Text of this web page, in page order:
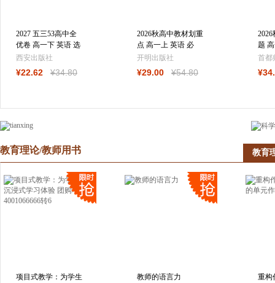
2027 五三53高中全
优卷 高一下 英语 选
择性必修第一册 北
西安出版社
¥22.62 ¥34.80
2026秋高中教材划重
点 高一上 英语 必
修 第二册 外研版 教
开明出版社
¥29.00 ¥54.80
题
修
首都
¥34
教育理论/教师用书 教育
项目式教学：为学生
教师的语言力
重